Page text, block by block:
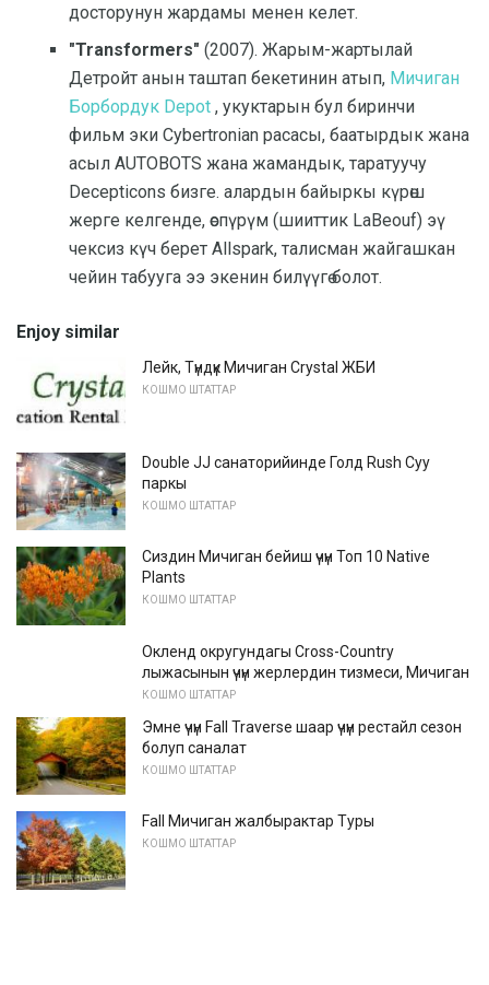
досторунун жардамы менен келет.
"Transformers" (2007). Жарым-жартылай
Детройт анын таштап бекетинин атып, Мичиган
Борбордук Depot , укуктарын бул биринчи
фильм эки Cybertronian расасы, баатырдык жана
асыл AUTOBOTS жана жамандык, таратуучу
Decepticons бизге. алардын байыркы күрөш
жерге келгенде, өспүрүм (шииттик LaBeouf) эү
чексиз күч берет Allspark, талисман жайгашкан
чейин табууга ээ экенин билүүгө болот.
Enjoy similar
Лейк, Түндүк Мичиган Crystal ЖБИ
КОШМО ШТАТТАР
Double JJ санаторийинде Голд Rush Суу
паркы
КОШМО ШТАТТАР
Сиздин Мичиган бейиш үчүн Топ 10 Native
Plants
КОШМО ШТАТТАР
Окленд округундагы Cross-Country
лыжасынын үчүн жерлердин тизмеси, Мичиган
КОШМО ШТАТТАР
Эмне үчүн Fall Traverse шаар үчүн рестайл сезон
болуп саналат
КОШМО ШТАТТАР
Fall Мичиган жалбырактар ​​Туры
КОШМО ШТАТТАР